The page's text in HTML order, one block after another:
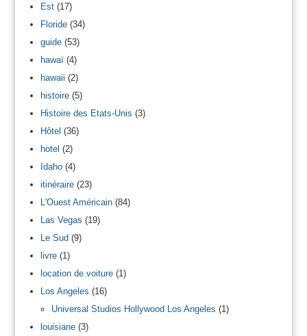
Est(17)
Floride(34)
guide(53)
hawaï(4)
hawaii (2)
histoire(5)
Histoire des Etats-Unis (3)
Hôtel (36)
hotel (2)
Idaho(4)
itinéraire(23)
L'Ouest Américain(84)
Las Vegas (19)
Le Sud(9)
livre(1)
location de voiture(1)
Los Angeles (16)
Universal Studios Hollywood Los Angeles (1)
louisiane(3)